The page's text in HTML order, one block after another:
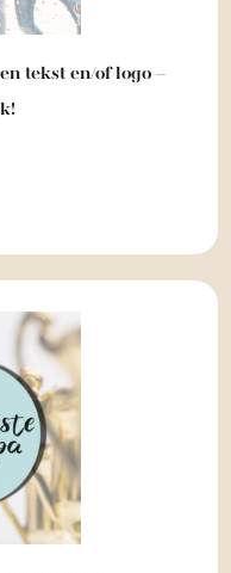
tekst en/of logo –